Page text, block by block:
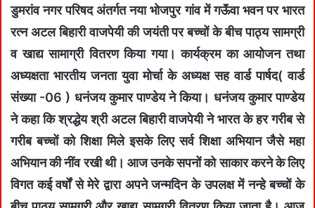
डुमरांव नगर परिषद अंतर्गत नया भोजपुर गांव में गऊॅंवा भवन पर भारत
रत्न अटल बिहारी वाजपेयी की जयंती पर बच्चों के बीच पाठ्य सामग्री
व खाद्य सामाग्री वितरण किया गया। कार्यक्रम का आयोजन तथा
अध्यक्षता भारतीय जनता युवा मोर्चा के अध्यक्ष सह वार्ड पार्षद( वार्ड
संख्या -06 ) धनंजय कुमार पाण्डेय ने किया। धनंजय कुमार पाण्डेय
ने कहा कि श्रद्धेय श्री अटल बिहारी वाजपेयी ने भारत के हर गरीब से
गरीब बच्चों को शिक्षा मिले इसके लिए सर्व शिक्षा अभियान जैसे महा
अभियान की नींव रखी थी। आज उनके सपनों को साकार करने के लिए
विगत कई वर्षों से मेरे द्वारा अपने जन्मदिन के उपलक्ष में नन्हे बच्चों के